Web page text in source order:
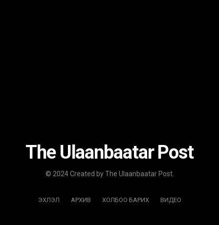
The Ulaanbaatar Post
© 2024 Created by The Ulaanbaatar Post.
ЭХЛЭЛ АРХИВ ХОЛБОО БАРИХ ВИДЕО